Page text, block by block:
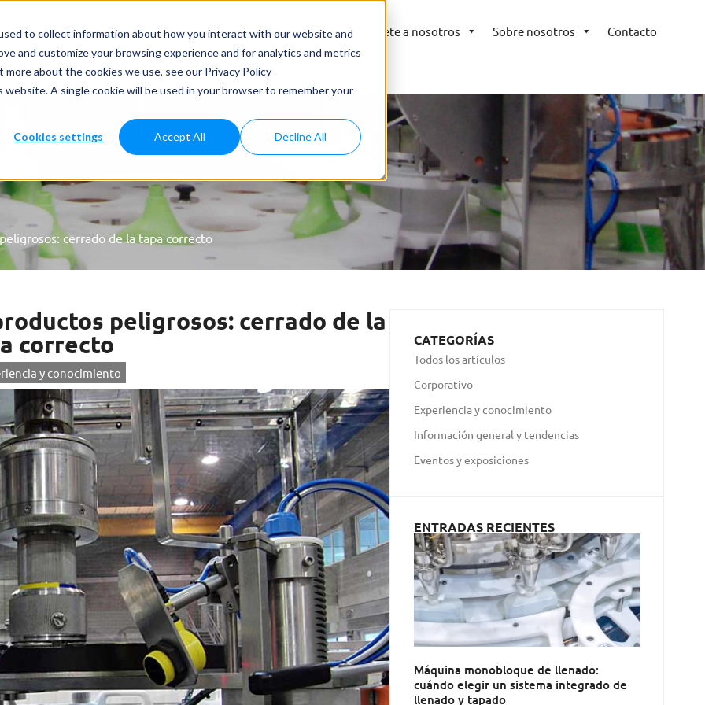
to collect information about how you interact with our website and
and customize your browsing experience and for analytics and metrics
about the cookies we use, see our Privacy Policy
A single cookie will be used in your browser to remember your
Cookies settings Accept All Decline All
y Aplicaciones Casos Prácticos Noticias Servicios Únete a nosotros Sobre nosotros Contacto
cerrado de la tapa correcto
peligrosos: cerrado de la
correcto
y conocimiento
CATEGORÍAS
Todos los artículos
Corporativo
Experiencia y conocimiento
Información general y tendencias
Eventos y exposiciones
ENTRADAS RECIENTES
Máquina monobloque de llenado:
cuándo elegir un sistema integrado de
llenado y tapado